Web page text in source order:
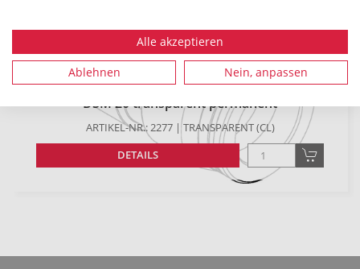
Alle akzeptieren
Ablehnen Nein, anpassen
DSM 20 transparent permanent
ARTIKEL-NR.: 2277 | TRANSPARENT (CL)
DETAILS